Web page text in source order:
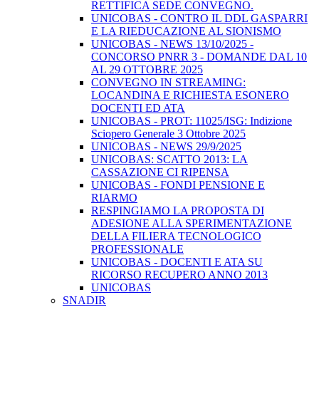
RETTIFICA SEDE CONVEGNO.
UNICOBAS - CONTRO IL DDL GASPARRI
E LA RIEDUCAZIONE AL SIONISMO
UNICOBAS - NEWS 13/10/2025 -
CONCORSO PNRR 3 - DOMANDE DAL 10
AL 29 OTTOBRE 2025
CONVEGNO IN STREAMING:
LOCANDINA E RICHIESTA ESONERO
DOCENTI ED ATA
UNICOBAS - PROT: 11025/ISG: Indizione
Sciopero Generale 3 Ottobre 2025
UNICOBAS - NEWS 29/9/2025
UNICOBAS: SCATTO 2013: LA
CASSAZIONE CI RIPENSA
UNICOBAS - FONDI PENSIONE E
RIARMO
RESPINGIAMO LA PROPOSTA DI
ADESIONE ALLA SPERIMENTAZIONE
DELLA FILIERA TECNOLOGICO
PROFESSIONALE
UNICOBAS - DOCENTI E ATA SU
RICORSO RECUPERO ANNO 2013
UNICOBAS
SNADIR